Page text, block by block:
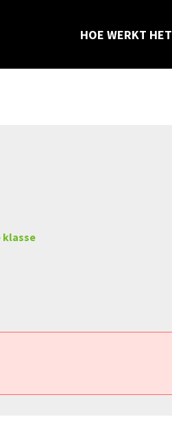
HOE WERKT HET
wedstrijd
klasse